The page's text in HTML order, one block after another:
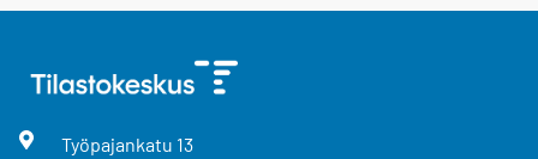
Työpajankatu 13